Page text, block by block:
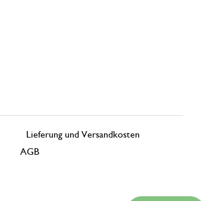
Lieferung und Versandkosten
AGB